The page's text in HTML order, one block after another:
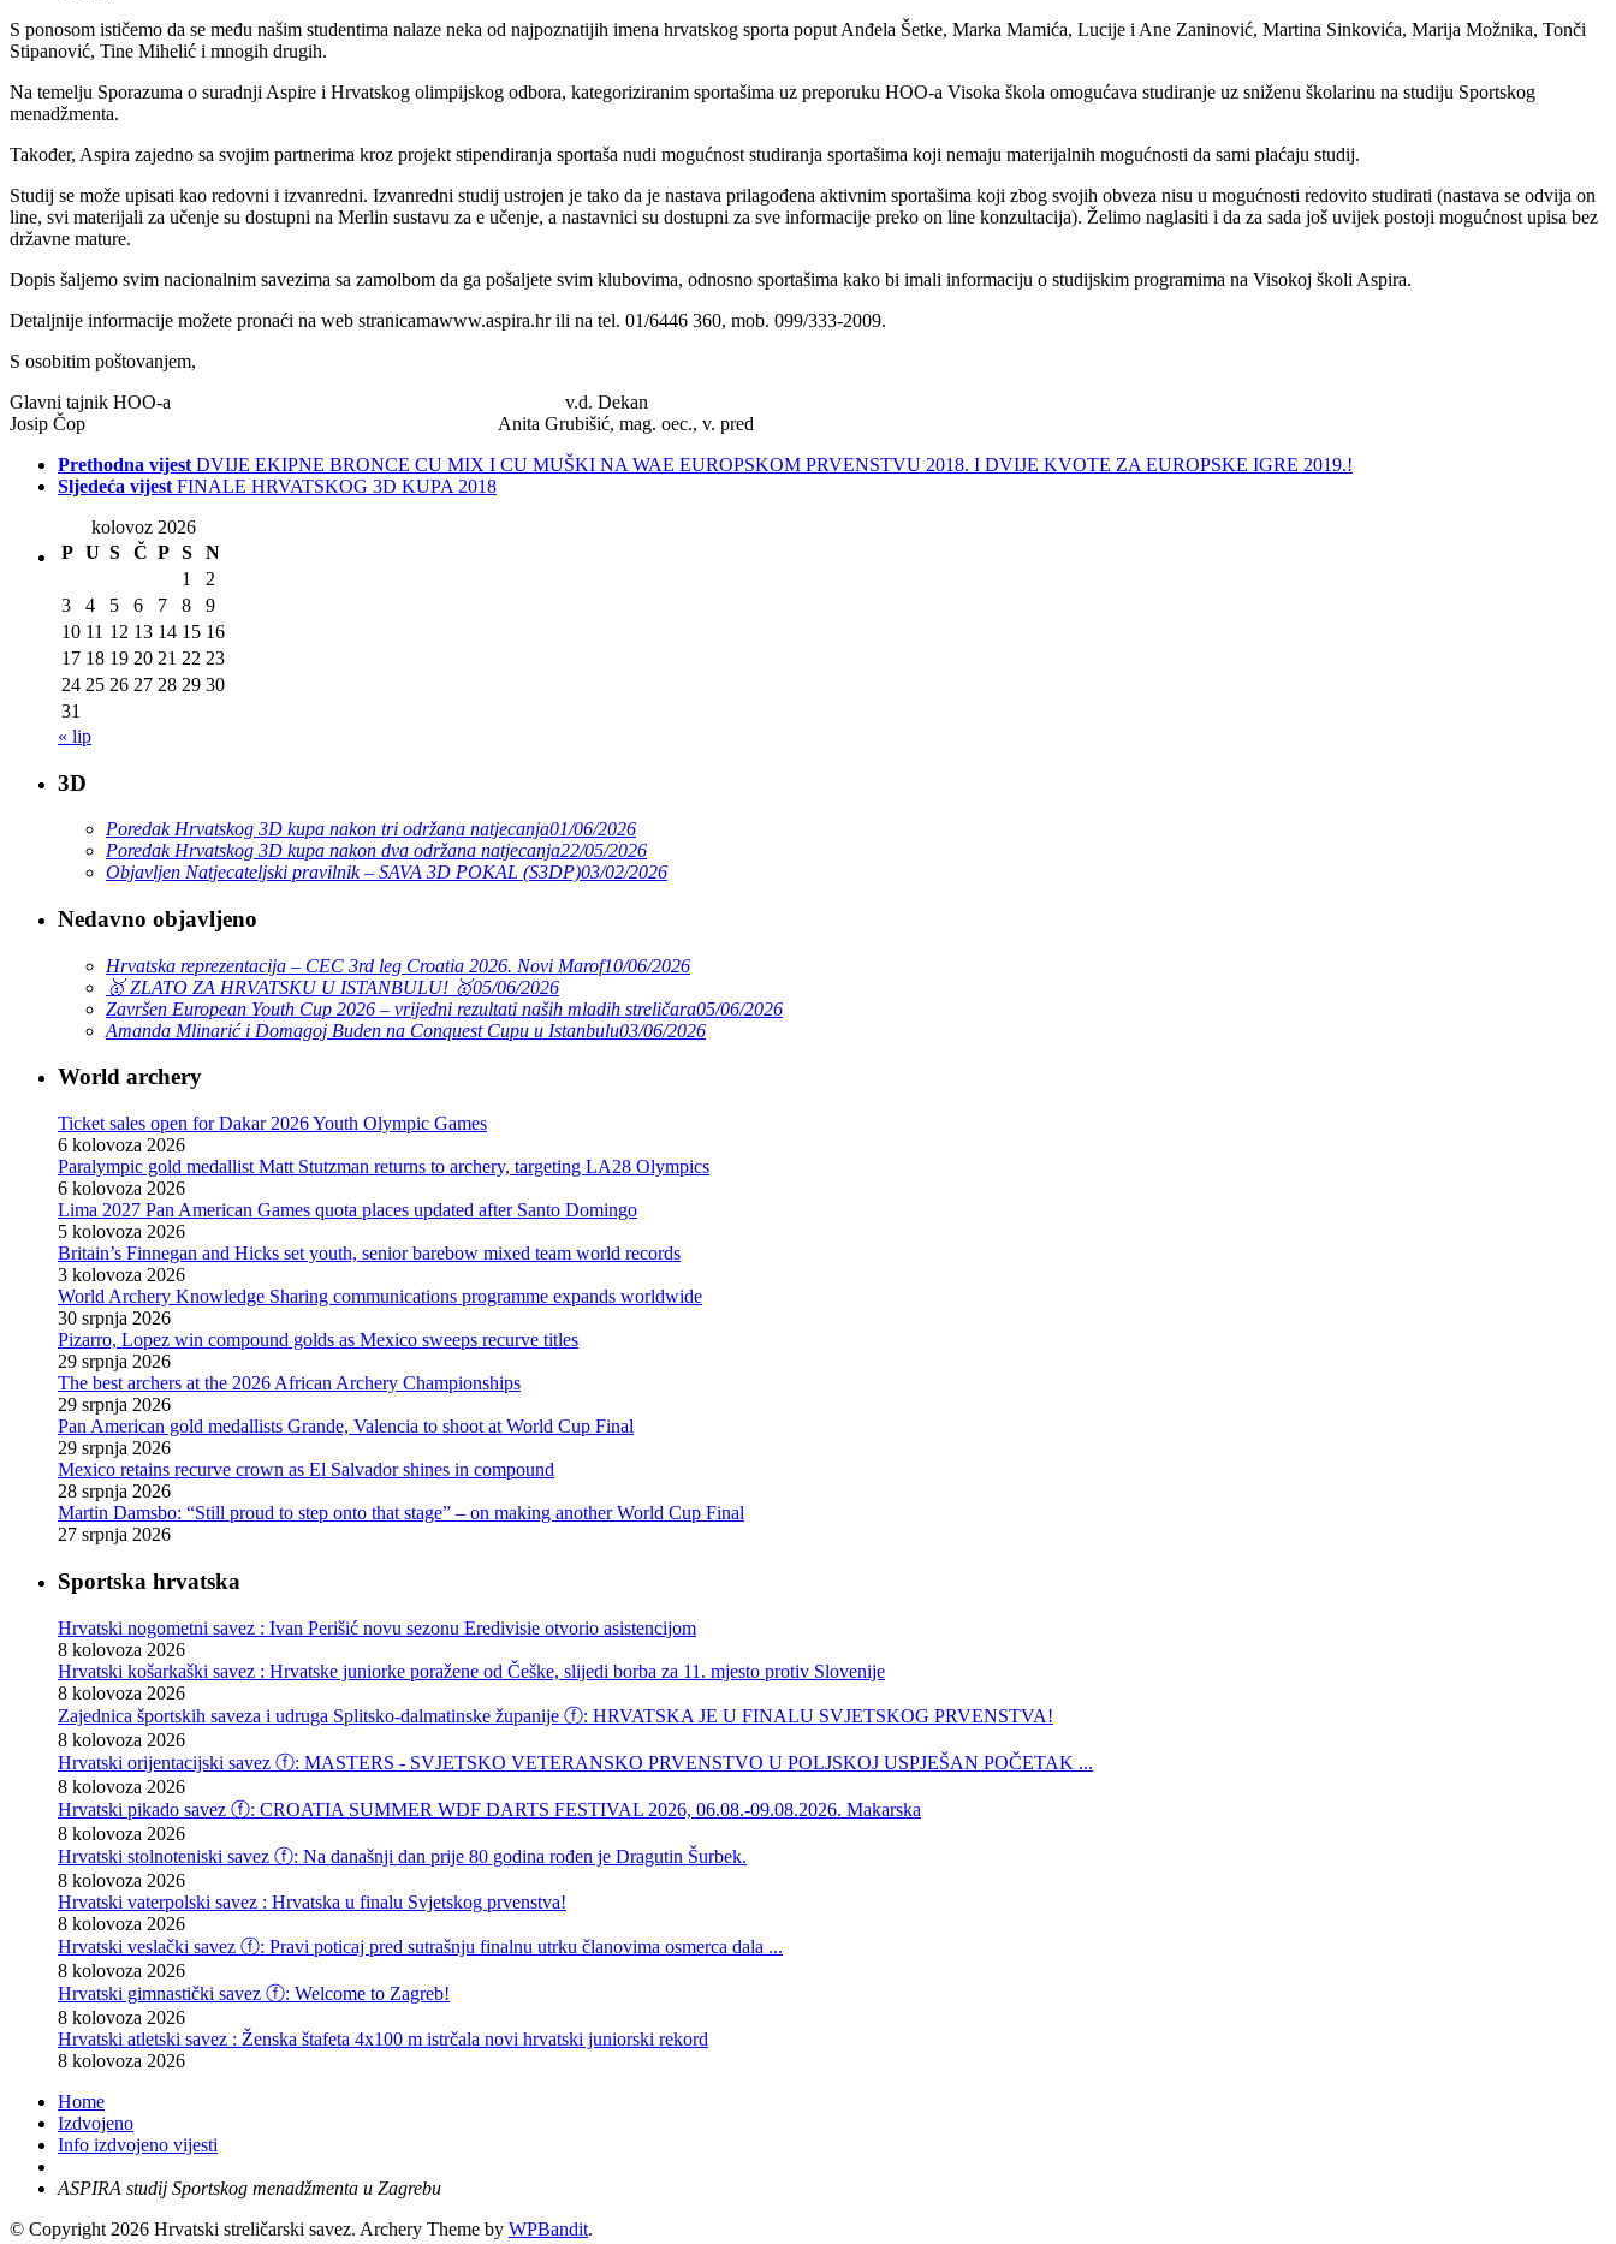
S ponosom ističemo da se među našim studentima nalaze neka od najpoznatijih imena hrvatskog sporta poput Anđela Šetke, Marka Mamića, Lucije i Ane Zaninović, Martina Sinkovića, Marija Možnika, Tonči
Stipanović, Tine Mihelić i mnogih drugih.
Na temelju Sporazuma o suradnji Aspire i Hrvatskog olimpijskog odbora, kategoriziranim sportašima uz preporuku HOO-a Visoka škola omogućava studiranje uz sniženu školarinu na studiju Sportskog
menadžmenta.
Također, Aspira zajedno sa svojim partnerima kroz projekt stipendiranja sportaša nudi mogućnost studiranja sportašima koji nemaju materijalnih mogućnosti da sami plaćaju studij.
Studij se može upisati kao redovni i izvanredni. Izvanredni studij ustrojen je tako da je nastava prilagođena aktivnim sportašima koji zbog svojih obveza nisu u mogućnosti redovito studirati (nastava se odvija on
line, svi materijali za učenje su dostupni na Merlin sustavu za e učenje, a nastavnici su dostupni za sve informacije preko on line konzultacija). Želimo naglasiti i da za sada još uvijek postoji mogućnost upisa bez
državne mature.
Dopis šaljemo svim nacionalnim savezima sa zamolbom da ga pošaljete svim klubovima, odnosno sportašima kako bi imali informaciju o studijskim programima na Visokoj školi Aspira.
Detaljnije informacije možete pronaći na web stranicamawww.aspira.hr ili na tel. 01/6446 360, mob. 099/333-2009.
S osobitim poštovanjem,
Glavni tajnik HOO-a v.d. Dekan
Josip Čop Anita Grubišić, mag. oec., v. pred
Prethodna vijest DVIJE EKIPNE BRONCE CU MIX I CU MUŠKI NA WAE EUROPSKOM PRVENSTVU 2018. I DVIJE KVOTE ZA EUROPSKE IGRE 2019.!
Sljedeća vijest FINALE HRVATSKOG 3D KUPA 2018
kolovoz 2026
P U S Č P S
N
1
2
3
4 5 6 7 8
9
10 11 12 13 14 15 16
17 18 19 20 21 22 23
24 25 26 27 28 29 30
31
« lip
3D
Poredak Hrvatskog 3D kupa nakon tri održana natjecanja01/06/2026
Poredak Hrvatskog 3D kupa nakon dva održana natjecanja22/05/2026
Objavljen Natjecateljski pravilnik – SAVA 3D POKAL (S3DP)03/02/2026
Nedavno objavljeno
Hrvatska reprezentacija – CEC 3rd leg Croatia 2026. Novi Marof10/06/2026
🥇 ZLATO ZA HRVATSKU U ISTANBULU! 🥇05/06/2026
Završen European Youth Cup 2026 – vrijedni rezultati naših mladih streličara05/06/2026
Amanda Mlinarić i Domagoj Buden na Conquest Cupu u Istanbulu03/06/2026
World archery
Ticket sales open for Dakar 2026 Youth Olympic Games
6 kolovoza 2026
Paralympic gold medallist Matt Stutzman returns to archery, targeting LA28 Olympics
6 kolovoza 2026
Lima 2027 Pan American Games quota places updated after Santo Domingo
5 kolovoza 2026
Britain’s Finnegan and Hicks set youth, senior barebow mixed team world records
3 kolovoza 2026
World Archery Knowledge Sharing communications programme expands worldwide
30 srpnja 2026
Pizarro, Lopez win compound golds as Mexico sweeps recurve titles
29 srpnja 2026
The best archers at the 2026 African Archery Championships
29 srpnja 2026
Pan American gold medallists Grande, Valencia to shoot at World Cup Final
29 srpnja 2026
Mexico retains recurve crown as El Salvador shines in compound
28 srpnja 2026
Martin Damsbo: “Still proud to step onto that stage” – on making another World Cup Final
27 srpnja 2026
Sportska hrvatska
Hrvatski nogometni savez : Ivan Perišić novu sezonu Eredivisie otvorio asistencijom
8 kolovoza 2026
Hrvatski košarkaški savez : Hrvatske juniorke poražene od Češke, slijedi borba za 11. mjesto protiv Slovenije
8 kolovoza 2026
Zajednica športskih saveza i udruga Splitsko-dalmatinske županije ⓕ: HRVATSKA JE U FINALU SVJETSKOG PRVENSTVA!
8 kolovoza 2026
Hrvatski orijentacijski savez ⓕ: MASTERS - SVJETSKO VETERANSKO PRVENSTVO U POLJSKOJ USPJEŠAN POČETAK ...
8 kolovoza 2026
Hrvatski pikado savez ⓕ: CROATIA SUMMER WDF DARTS FESTIVAL 2026, 06.08.-09.08.2026. Makarska
8 kolovoza 2026
Hrvatski stolnoteniski savez ⓕ: Na današnji dan prije 80 godina rođen je Dragutin Šurbek.
8 kolovoza 2026
Hrvatski vaterpolski savez : Hrvatska u finalu Svjetskog prvenstva!
8 kolovoza 2026
Hrvatski veslački savez ⓕ: Pravi poticaj pred sutrašnju finalnu utrku članovima osmerca dala ...
8 kolovoza 2026
Hrvatski gimnastički savez ⓕ: Welcome to Zagreb!
8 kolovoza 2026
Hrvatski atletski savez : Ženska štafeta 4x100 m istrčala novi hrvatski juniorski rekord
8 kolovoza 2026
Home
Izdvojeno
Info izdvojeno vijesti
ASPIRA studij Sportskog menadžmenta u Zagrebu
© Copyright 2026 Hrvatski streličarski savez. Archery Theme by WPBandit.